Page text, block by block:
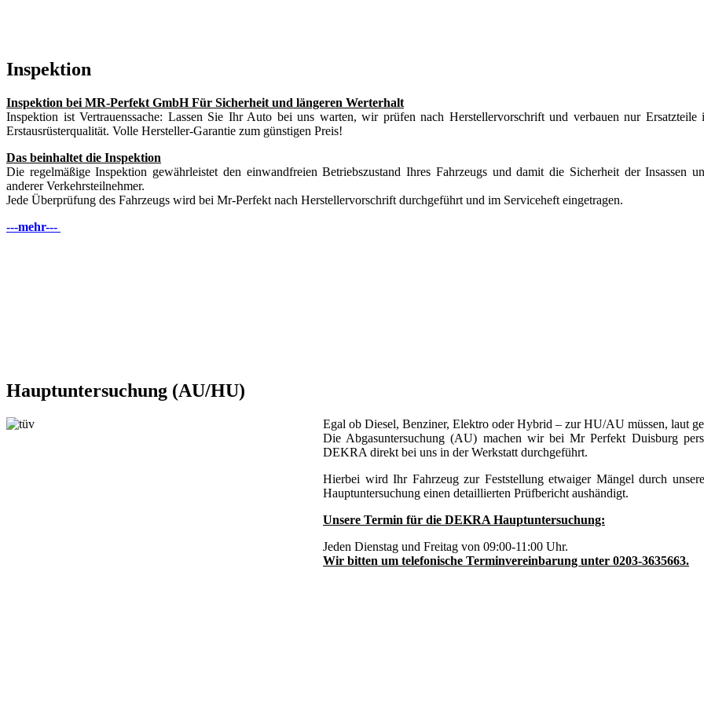
Inspektion
Inspektion bei MR-Perfekt GmbHFür Sicherheit und längeren Werterhalt
Inspektion ist Vertrauenssache: Lassen Sie Ihr Auto bei uns warten, wir prüfen nach Herstellervorschrift und verbauen nur Ersatzteile
Erstausrüsterqualität. Volle Hersteller-Garantie zum günstigen Preis!
Das beinhaltet die Inspektion
Die regelmäßige Inspektion gewährleistet den einwandfreien Betriebszustand Ihres Fahrzeugs und damit die Sicherheit der Insassen
anderer Verkehrsteilnehmer.
Jede Überprüfung des Fahrzeugs wird bei Mr-Perfekt nach Herstellervorschrift durchgeführt und im Serviceheft eingetragen.
---mehr---
Hauptuntersuchung (AU/HU)
Egal ob Diesel, Benziner, Elektro oder Hybrid – zur HU/AU müssen, laut
Die Abgasuntersuchung (AU) machen wir bei Mr Perfekt Duisburg
DEKRA direkt bei uns in der Werkstatt durchgeführt.
Hierbei wird Ihr Fahrzeug zur Feststellung etwaiger Mängel durch
Hauptuntersuchung einen detaillierten Prüfbericht aushändigt.
Unsere Termin für die DEKRA Hauptuntersuchung:
Jeden Dienstag und Freitag von 09:00-11:00 Uhr.
Wir bitten um telefonische Terminvereinbarung unter 0203-3635663.